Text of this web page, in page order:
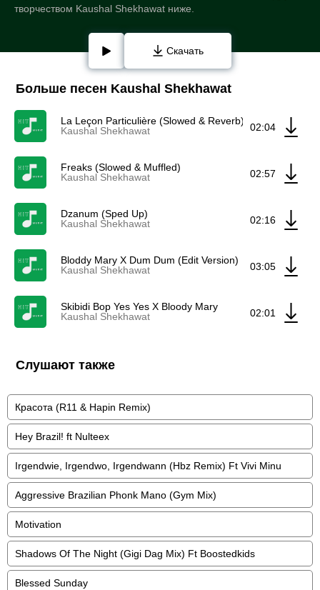
творчеством Kaushal Shekhawat ниже.
Скачать
Больше песен Kaushal Shekhawat
La Leçon Particulière (Slowed & Reverb)
Kaushal Shekhawat
02:04
Freaks (Slowed & Muffled)
Kaushal Shekhawat
02:57
Dzanum (Sped Up)
Kaushal Shekhawat
02:16
Bloddy Mary X Dum Dum (Edit Version)
Kaushal Shekhawat
03:05
Skibidi Bop Yes Yes X Bloody Mary
Kaushal Shekhawat
02:01
Слушают также
Красота (R11 & Hapin Remix)
Hey Brazil! ft Nulteex
Irgendwie, Irgendwo, Irgendwann (Hbz Remix) Ft Vivi Minu
Aggressive Brazilian Phonk Mano (Gym Mix)
Motivation
Shadows Of The Night (Gigi Dag Mix) Ft Boostedkids
Blessed Sunday